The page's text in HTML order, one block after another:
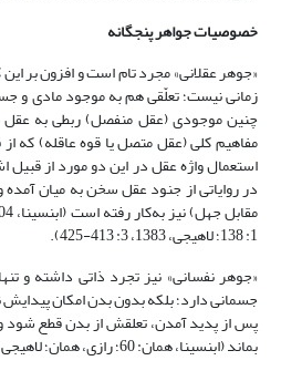
خصوصیات جواهر پنج‏گانه
«جوهر عقلانى» مجرد تام است و افزون بر این
زمانى نیست؛ تعلّقى هم به موجود مادى و
چنین موجودى (عقل منفصل) ربطى به عقل
مفاهیم کلى (عقل متصل یا قوه عاقله) که
استعمال واژه عقل در این دو مورد از
در روایاتی از جنود عقل سخن به میان
1: 138؛ لاهیجى، 1383، 3: 413-425).
«جوهر نفسانى» نیز تجرد ذاتی داشته و
جسمانى دارد؛ بلکه بدون بدن امکان
پس از پدید آمدن، تعلقش از بدن قطع شود
بماند (ابن‏سینا، همان: 60؛ رازی، همان؛ لاهیجى، همان: 453).